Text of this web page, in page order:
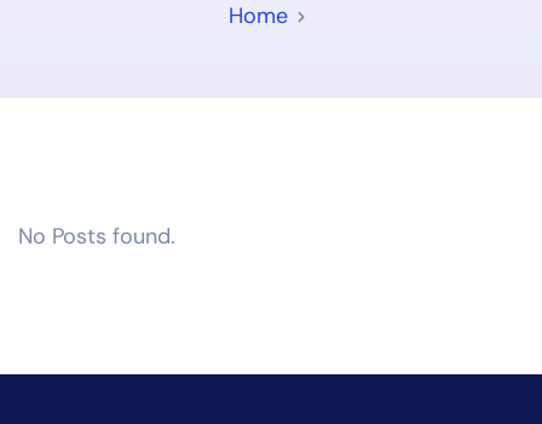
Home
No Posts found.